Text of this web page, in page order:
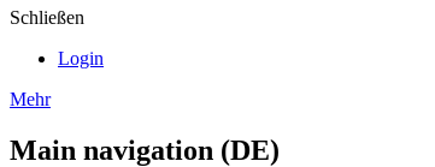
Schließen
Login
Mehr
Main navigation (DE)